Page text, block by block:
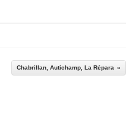
Chabrillan, Autichamp, La Répara